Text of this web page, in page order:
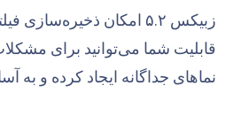
زبیکس ۵.۲ امکان
قابلیت شما می‌توانید برای
نماهای جداگانه ایجاد کرده و به